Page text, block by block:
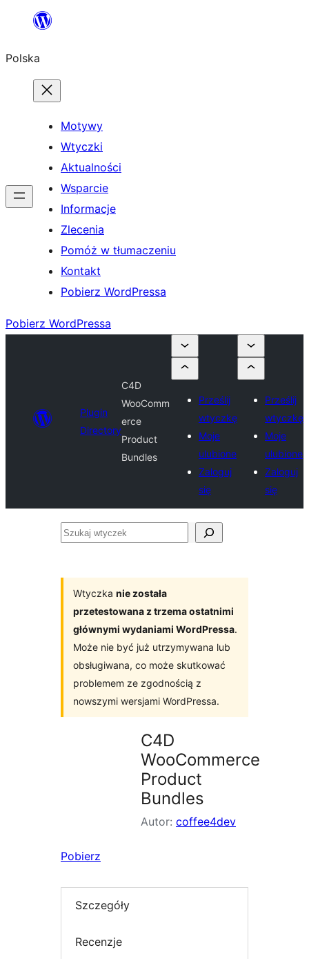
Przejdź
treści
Polska
Motywy
Wtyczki
Aktualności
Wsparcie
Informacje
Zlecenia
Pomóż w tłumaczeniu
Kontakt
Pobierz WordPressa
Pobierz WordPressa
Plugin
Directory
C4D
WooComm
erce
Product
Bundles
Prześlij
wtyczkę
Moje
ulubione
Zaloguj
się
Prześlij
wtyczkę
Moje
ulubione
Zaloguj
się
Szukaj
Wtyczka nie została
przetestowana z trzema ostatnimi
głównymi wydaniami WordPressa.
Może nie być już utrzymywana lub
obsługiwana, co może skutkować
problemem ze zgodnością z
nowszymi wersjami WordPressa.
C4D
WooCommerce
Product
Bundles
Autor: coffee4dev
Pobierz
Szczegóły
Recenzje